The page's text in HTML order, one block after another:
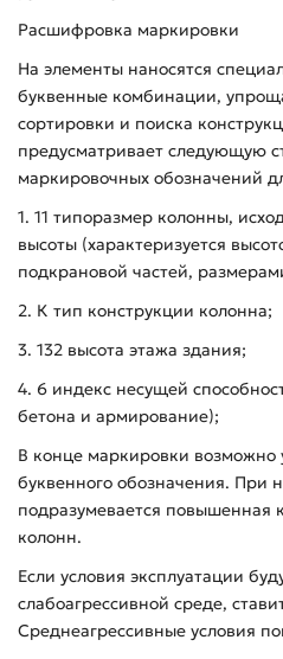
Расшифровка маркировки
На элементы наносятся
буквенные комбинации,
сортировки и поиска
предусматривает следующую
маркировочных обозначений
1. 11 типоразмер колонны,
высоты (характеризуется
подкрановой частей,
2. К тип конструкции колонна;
3. 132 высота этажа здания;
4. 6 индекс несущей
бетона и армирование);
В конце маркировки возможно
буквенного обозначения. При
подразумевается повышенная
колонн.
Если условия эксплуатации
слабоагрессивной среде,
Среднеагрессивные условия